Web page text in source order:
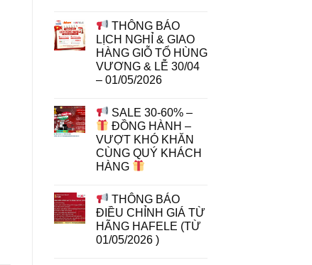
THÔNG BÁO
LỊCH NGHỈ & GIAO
HÀNG GIỖ TỔ HÙNG
VƯƠNG & LỄ 30/04
– 01/05/2026
SALE 30-60% –
ĐỒNG HÀNH –
VƯỢT KHÓ KHĂN
CÙNG QUÝ KHÁCH
HÀNG
THÔNG BÁO
ĐIỀU CHỈNH GIÁ TỪ
HÃNG HAFELE (TỪ
01/05/2026 )